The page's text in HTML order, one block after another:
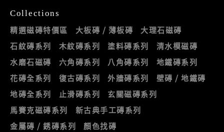
Collections
精選磁磚特價區 大板磚 / 薄板磚
大理石磁磚
石紋磚系列
木紋磚系列 塗料磚系列
清水模磁磚
水磨石磁磚
六角磚系列 八角磚系列
地鐵磚系列
花磚全系列
復古磚系列 外牆磚系列
壁磚 / 地鐵磚
地磚全系列
止滑磚系列
玄關磁磚系列
馬賽克磁磚系列
新古典手工磚系列
金屬磚 / 銹磚系列
顏色找磚